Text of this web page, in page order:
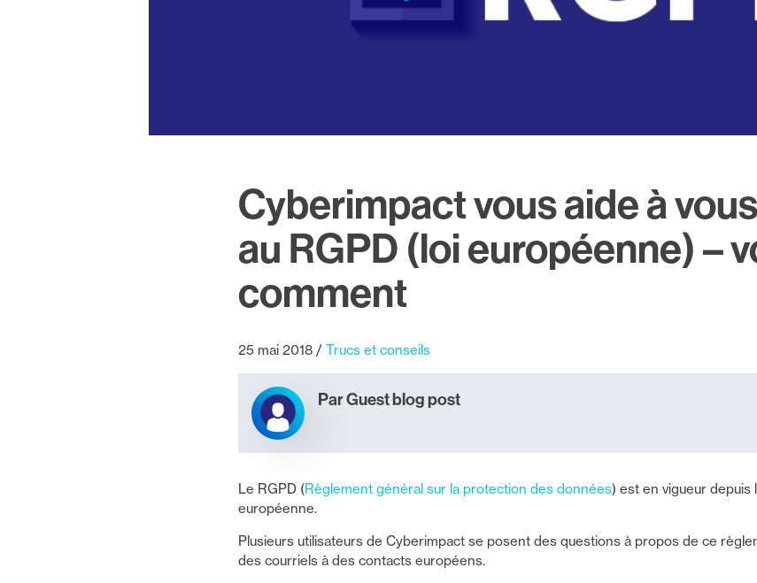
Cyberimpact vous aide à
au RGPD (loi européenne) –
comment
25 mai 2018 Trucs et conseils
Par Guest blog post
Le RGPD (Règlement général sur la protection des données) est en vigueur depuis
européenne.
Plusieurs utilisateurs de Cyberimpact se posent des questions à propos de ce
des courriels à des contacts européens.